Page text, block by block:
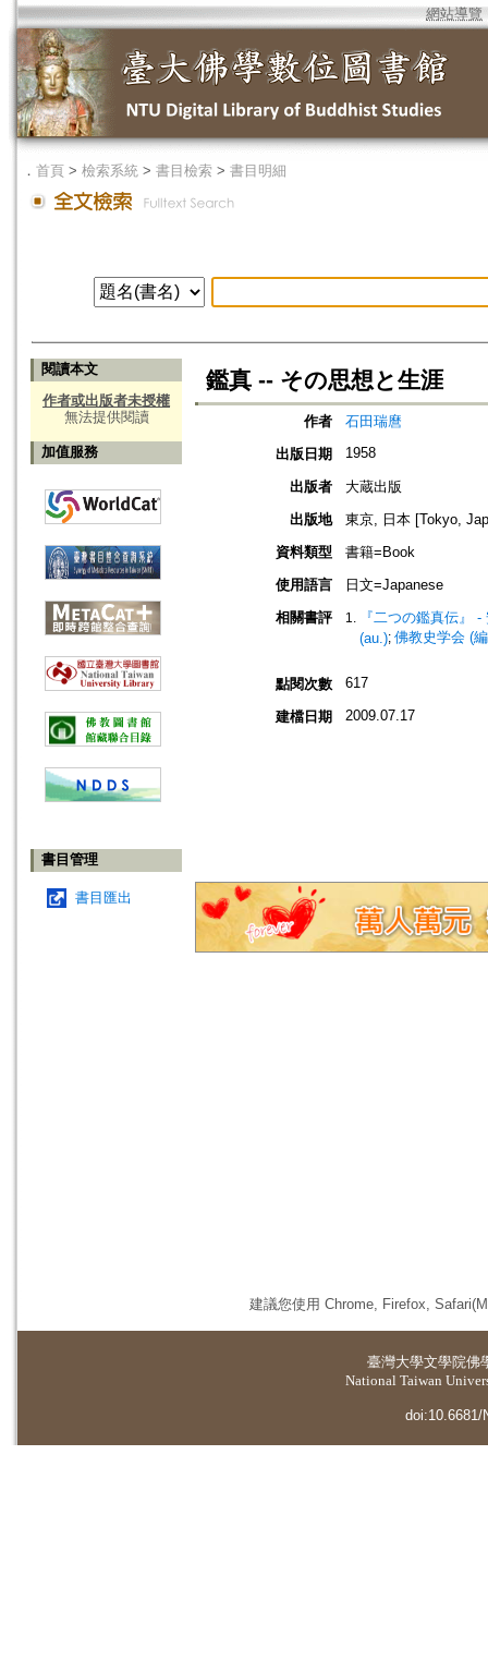
網站導覽
． 首頁 > 檢索系統 > 書目檢索 > 書目明細
閱讀本文
作者或出版者未授權
無法提供閱讀
加值服務
書目管理
書目匯出
鑑真 -- その思想と生涯
作者
石田瑞麿
出版日期
1958
出版者
大蔵出版
出版地
東京, 日本 [Tokyo,
資料類型
書籍=Book
使用語言
日文=Japanese
相關書評
『二つの鑑真伝』
(au.); 佛教史学会 (
點閱次數 617
建檔日期 2009.07.17
建議您使用 Chrome, Firefox,
臺灣大學文學院佛
National Taiwan
doi:10.6681/